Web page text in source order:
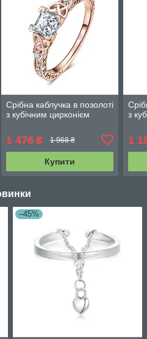
Срібна каблучка в позолоті
з кубічним цирконієм
1 476₴ 1 968 ₴
Купити
з
1
–45%